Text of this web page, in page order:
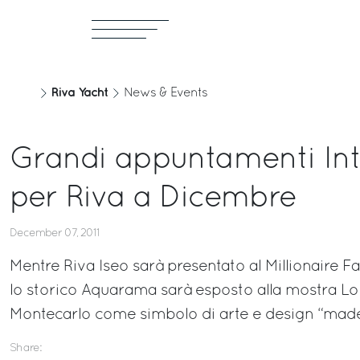
Riva Yacht News & Events
Grandi appuntamenti
per Riva a Dicembre
December 07, 2011
Mentre Riva Iseo sarà presentato al Millionaire
lo storico Aquarama sarà esposto alla mostra
Montecarlo come simbolo di arte e design
Share: